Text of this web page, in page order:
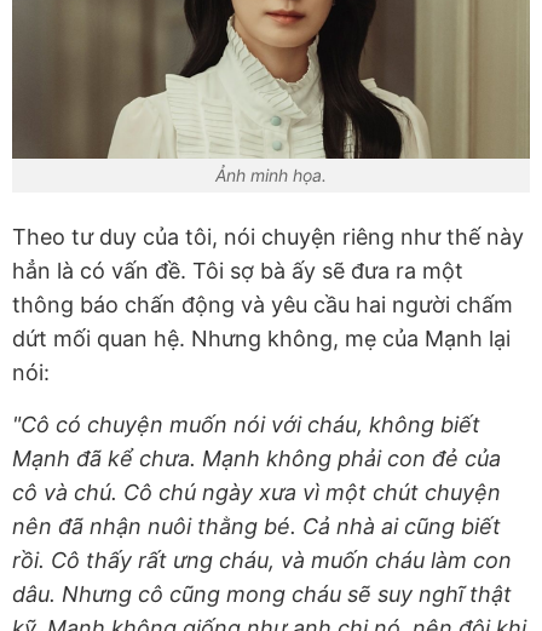
Ảnh minh họa.
Theo tư duy của tôi, nói chuyện riêng như thế này
hẳn là có vấn đề. Tôi sợ bà ấy sẽ đưa ra một
thông báo chấn động và yêu cầu hai người chấm
dứt mối quan hệ. Nhưng không, mẹ của Mạnh lại
nói:
"Cô có chuyện muốn nói với cháu, không biết
Mạnh đã kể chưa. Mạnh không phải con đẻ của
cô và chú. Cô chú ngày xưa vì một chút chuyện
nên đã nhận nuôi thằng bé. Cả nhà ai cũng biết
rồi. Cô thấy rất ưng cháu, và muốn cháu làm con
dâu. Nhưng cô cũng mong cháu sẽ suy nghĩ thật